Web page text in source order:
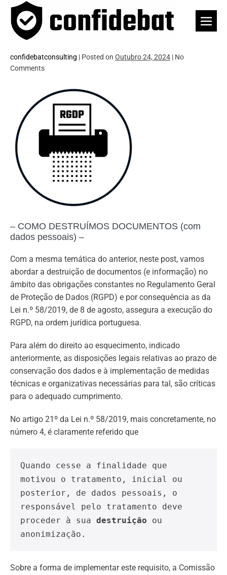
Skip
content
confidebatconsulting | Posted on Outubro 24, 2024 | No
Comments
– COMO DESTRUÍMOS DOCUMENTOS (com
dados pessoais) –
Com a mesma temática do anterior, neste post, vamos
abordar a destruição de documentos (e informação) no
âmbito das obrigações constantes no Regulamento Geral
de Proteção de Dados (RGPD) e por consequência as da
Lei n.º 58/2019, de 8 de agosto, assegura a execução do
RGPD, na ordem jurídica portuguesa.
Para além do direito ao esquecimento, indicado
anteriormente, as disposições legais relativas ao prazo de
conservação dos dados e à implementação de medidas
técnicas e organizativas necessárias para tal, são críticas
para o adequado cumprimento.
No artigo 21º da Lei n.º 58/2019, mais concretamente, no
número 4, é claramente referido que
Quando cesse a finalidade que
motivou o tratamento, inicial ou
posterior, de dados pessoais, o
responsável pelo tratamento deve
proceder à sua destruição ou
anonimização.
Sobre a forma de implementar este requisito, a Comissão